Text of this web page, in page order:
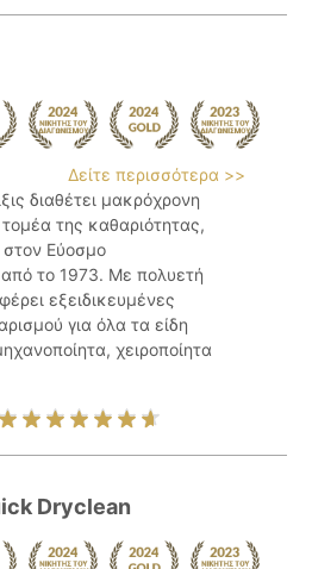
Δείτε περισσότερα >>
διαθέτει μακρόχρονη
της καθαριότητας,
στον Εύοσμο
το 1973. Με πολυετή
εξειδικευμένες
για όλα τα είδη
χειροποίητα
Dryclean